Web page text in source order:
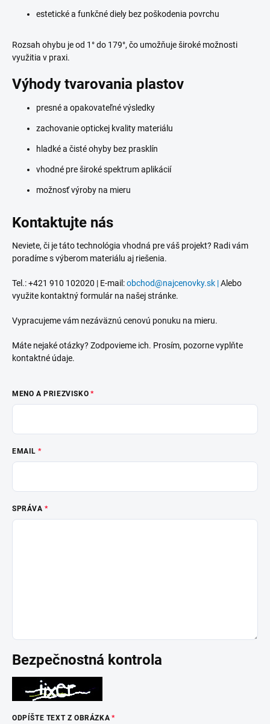
estetické a funkčné diely bez poškodenia povrchu
Rozsah ohybu je od 1° do 179°, čo umožňuje široké možnosti
využitia v praxi.
Výhody tvarovania plastov
presné a opakovateľné výsledky
zachovanie optickej kvality materiálu
hladké a čisté ohyby bez prasklín
vhodné pre široké spektrum aplikácií
možnosť výroby na mieru
Kontaktujte nás
Neviete, či je táto technológia vhodná pre váš projekt? Radi vám
poradíme s výberom materiálu aj riešenia.
Tel.: +421 910 102020 | E-mail:obchod@najcenovky.sk |Alebo
využite kontaktný formulár na našej stránke.
Vypracujeme vám nezáväznú cenovú ponuku na mieru.
Máte nejaké otázky? Zodpovieme ich. Prosím, pozorne vyplňte
kontaktné údaje.
MENO A PRIEZVISKO
EMAIL
SPRÁVA
Bezpečnostná kontrola
ODPÍŠTE TEXT Z OBRÁZKA